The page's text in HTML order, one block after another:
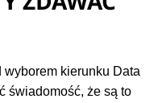
kierunku Data
świadomość, że są to